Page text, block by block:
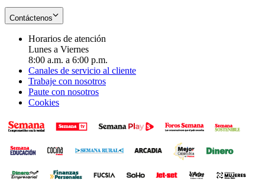
Contáctenos
Horarios de atención
Lunes a Viernes
8:00 a.m. a 6:00 p.m.
Canales de servicio al cliente
Trabaje con nosotros
Paute con nosotros
Cookies